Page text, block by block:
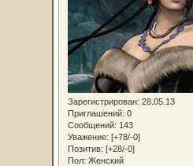
Зарегистрирован: 28.05.13
Приглашений: 0
Сообщений: 143
Уважение: [+78/-0]
Позитив: [+28/-0]
Пол: Женский